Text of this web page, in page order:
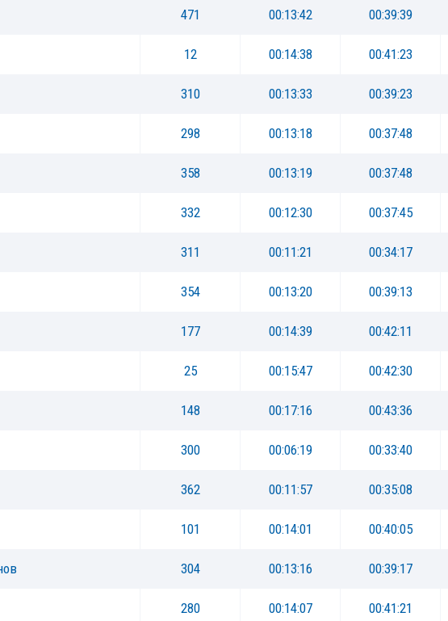
471 00:13:42 00:39:39
12 00:14:38 00:41:23
310 00:13:33 00:39:23
298 00:13:18 00:37:48
358 00:13:19 00:37:48
332 00:12:30 00:37:45
311 00:11:21 00:34:17
354 00:13:20 00:39:13
177 00:14:39 00:42:11
25 00:15:47 00:42:30
148 00:17:16 00:43:36
300 00:06:19 00:33:40
362 00:11:57 00:35:08
101 00:14:01 00:40:05
304 00:13:16 00:39:17
280 00:14:07 00:41:21